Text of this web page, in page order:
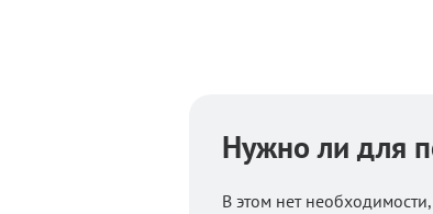
Нужно ли для
В этом нет